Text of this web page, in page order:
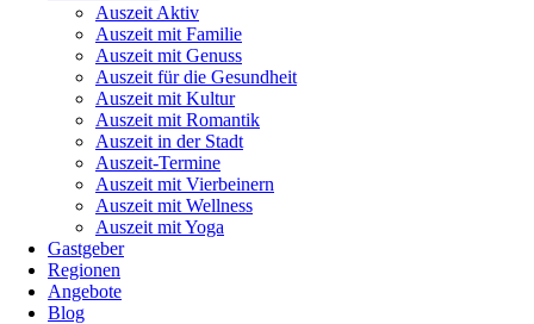
Auszeit Aktiv
Auszeit mit Familie
Auszeit mit Genuss
Auszeit für die Gesundheit
Auszeit mit Kultur
Auszeit mit Romantik
Auszeit in der Stadt
Auszeit-Termine
Auszeit mit Vierbeinern
Auszeit mit Wellness
Auszeit mit Yoga
Gastgeber
Regionen
Angebote
Blog